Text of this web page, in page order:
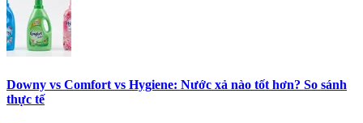
Downy vs Comfort vs Hygiene: Nước xả nào tốt hơn? So sánh
thực tế